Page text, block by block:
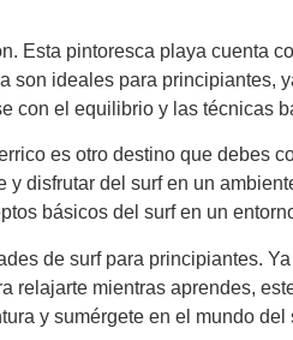
Esta pintoresca playa cuenta
son ideales para principiantes,
con el equilibrio y las técnicas
es otro destino que debes
disfrutar del surf en un
básicos del surf en un
de surf para principiantes.
relajarte mientras aprendes,
y sumérgete en el mundo del